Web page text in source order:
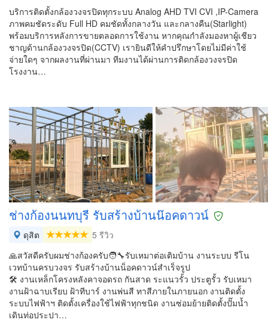
บริการติดตั้งกล้องวงจรปิดทุกระบบ Analog AHD TVI CVI ,IP-Camera
ภาพคมชัดระดับ Full HD คมชัดทั้งกลางวัน และกลางคืน(Starlight)
พร้อมบริการหลังการขายตลอดการใช้งาน หากคุณกำลังมองหาผู้เชียว
ชาญด้านกล้องวงจรปิด(CCTV) เรายินดีให้คำปรึกษาโดยไม่มีค่าใช้
จ่ายใดๆ จากผลงานที่ผ่านมา ทีมงานได้ผ่านการติดกล้องวงจรปิด
โรงงาน…
ช่างก้องนนทบุรี รับสร้างบ้านน๊อค​ดาวน์
ดุสิต
5 รีวิว
🙏สวัสดีครับผมช่างก้องครับ🧑‍🔧รับเหมาต่อเติมบ้าน งานระบบ รีโน
เวทบ้านครบวงจร รับสร้างบ้านน็อคดาวน์สำเร็จรูป
🛠️ งานเหล็กโครงหลังคา​จอดรถ​ กันสาด ระแนวรั้ว​ ประตูรั้ว รับเหมา
งานฝ้าฉาบเรียบ ฝ้าทีบาร์ งานพ่นสี ทาสีภายในภายนอก งานติดตั้ง
ระบบไฟฟ้า​ฯ ติดตั้งเครื่องใช้ไฟฟ้าทุกชนิด​ งานซ่อมย้ายติดตั้งปั๊มน้ำ
เดินท่อประปา​…